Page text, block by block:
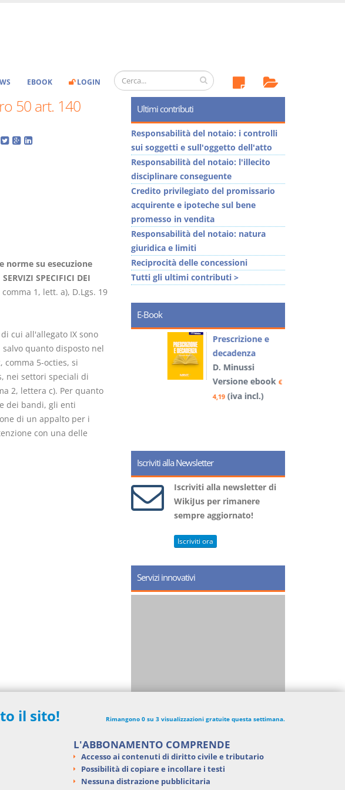
EBOOK LOGIN
50 art. 140
norme su esecuzione
SPECIFICI DEI
1, lett. a), D.Lgs. 19
cui all'allegato IX sono
quanto disposto nel
comma 5-octies, si
nei settori speciali di
2, lettera c). Per quanto
dei bandi, gli enti
di un appalto per i
con una delle
Ultimi contributi
Responsabilità del notaio: i controlli
sui soggetti e sull'oggetto dell'atto
Responsabilità del notaio: l'illecito
disciplinare conseguente
Credito privilegiato del promissario
acquirente e ipoteche sul bene
promesso in vendita
Responsabilità del notaio: natura
giuridica e limiti
Reciprocità delle concessioni
Tutti gli ultimi contributi >
E-Book
Usufrutto Uso e
Abitazione
D. Minussi
Versione ebook
4,19 (iva incl.)
Prescrizione e
decadenza
D. Minussi
Versione ebook€
(iva incl.)
Iscriviti alla Newsletter
Iscriviti alla newsletter di
WikiJus per rimanere
sempre aggiornato!
Iscriviti ora
Servizi innovativi
il sito! Rimangono 0 su 3 visualizzazioni gratuite questa settimana.
L'ABBONAMENTO COMPRENDE
Accesso ai contenuti di diritto civile e tributario
Possibilità di copiare e incollare i testi
Nessuna distrazione pubblicitaria